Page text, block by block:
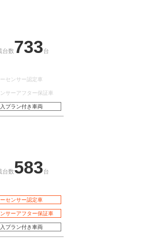
台数733台
ーセンサー認定車
サーアフター保証車
プラン付き車両
台数583台
センサー認定車
サーアフター保証車
プラン付き車両